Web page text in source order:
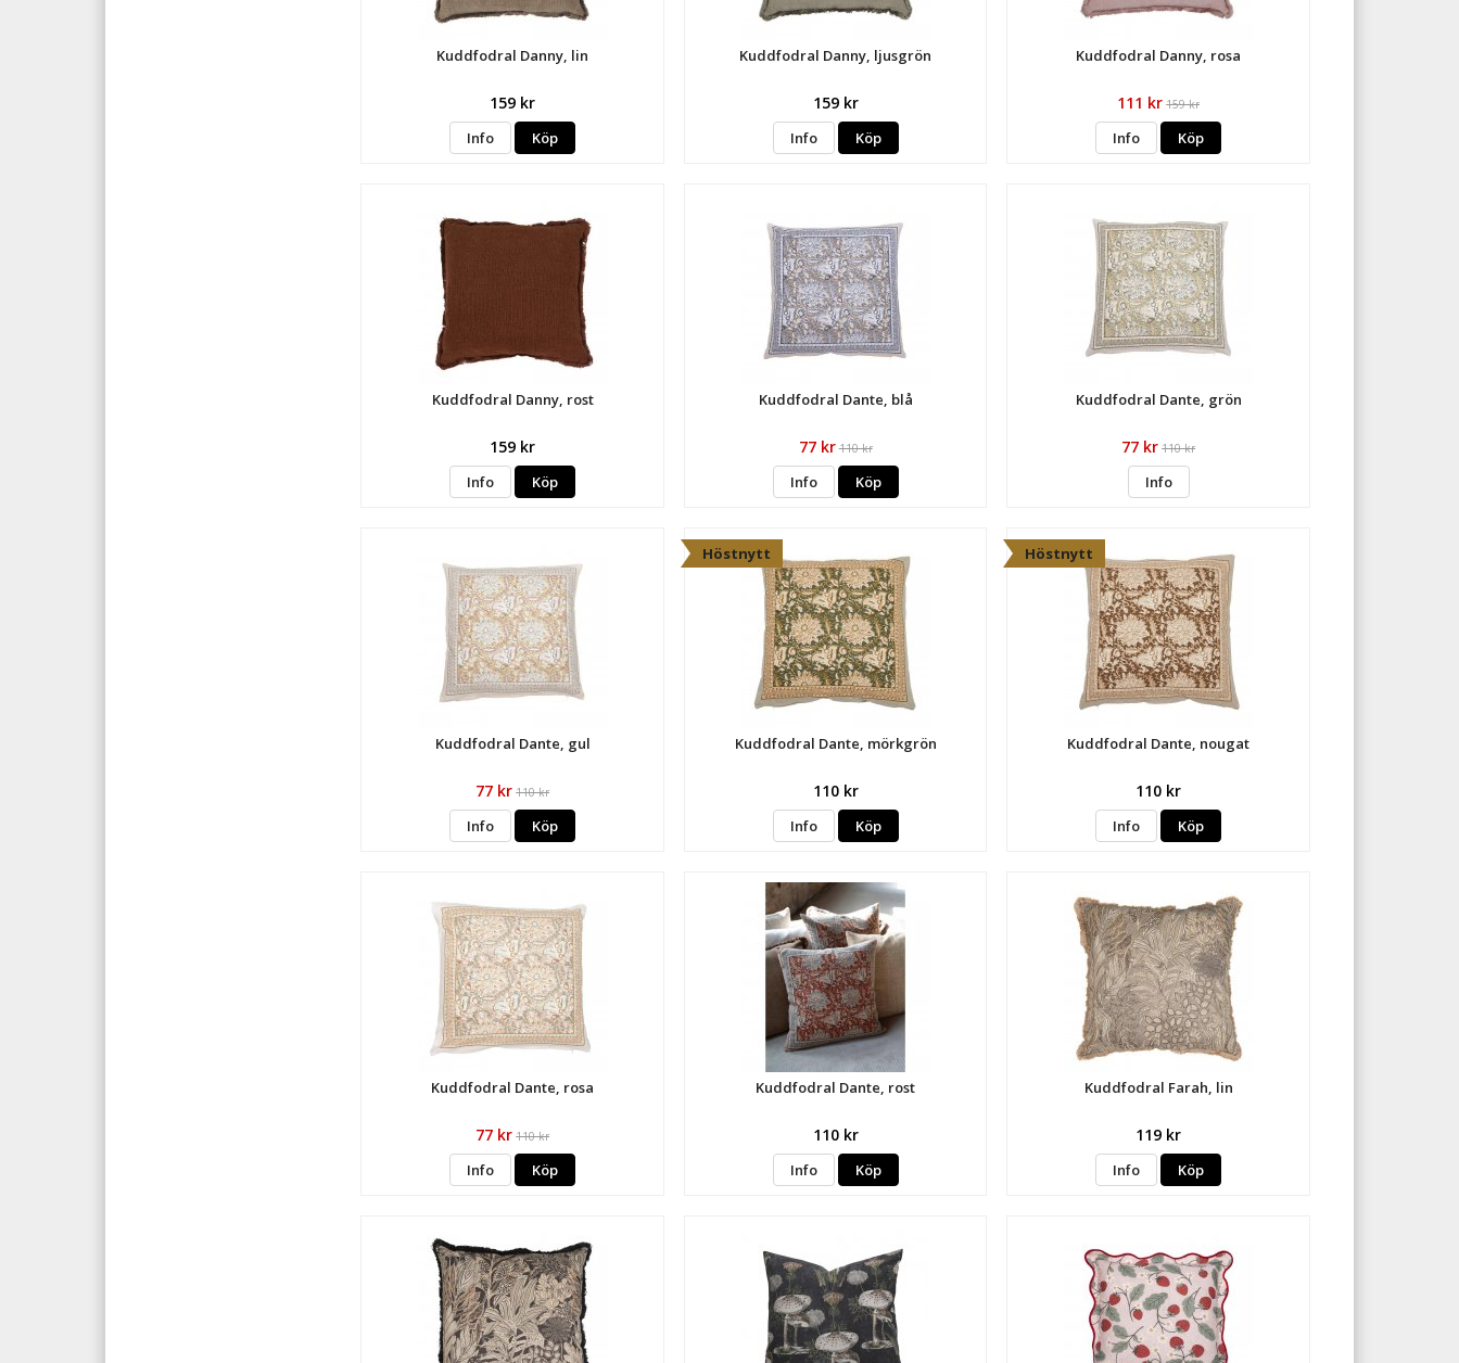
Kuddfodral Danny, lin
159 kr
Info Köp
Kuddfodral Danny, ljusgrön
159 kr
Info Köp
Kuddfodral Danny, rosa
111 kr 159 kr
Info Köp
Kuddfodral Danny, rost
159 kr
Info Köp
Kuddfodral Dante, blå
77 kr 110 kr
Info Köp
Kuddfodral Dante, grön
77 kr 110 kr
Info
Kuddfodral Dante, gul
77 kr 110 kr
Info Köp
Höstnytt
Kuddfodral Dante, mörkgrön
110 kr
Info Köp
Höstnytt
Kuddfodral Dante, nougat
110 kr
Info Köp
Kuddfodral Dante, rosa
77 kr 110 kr
Info Köp
Kuddfodral Dante, rost
110 kr
Info Köp
Kuddfodral Farah, lin
119 kr
Info Köp